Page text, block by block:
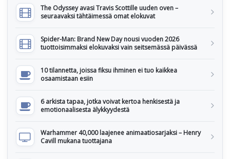
The Odyssey avasi Travis Scottille uuden oven –
seuraavaksi tähtäimessä omat elokuvat
Spider-Man: Brand New Day nousi vuoden 2026
tuottoisimmaksi elokuvaksi vain seitsemässä päivässä
10 tilannetta, joissa fiksu ihminen ei tuo kaikkea
osaamistaan esiin
6 arkista tapaa, jotka voivat kertoa henkisestä ja
emotionaalisesta älykkyydestä
Warhammer 40,000 laajenee animaatiosarjaksi – Henry
Cavill mukana tuottajana